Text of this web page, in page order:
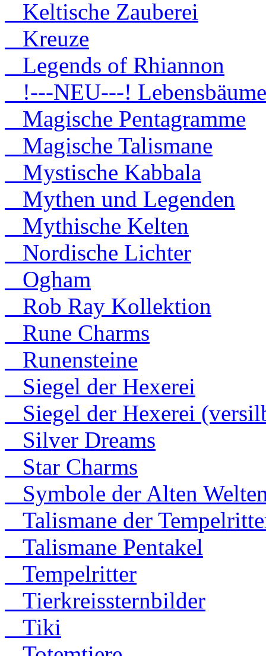
Keltische Zauberei
Kreuze
Legends of Rhiannon
!---NEU---! Lebensbäume
Magische Pentagramme
Magische Talismane
Mystische Kabbala
Mythen und Legenden
Mythische Kelten
Nordische Lichter
Ogham
Rob Ray Kollektion
Rune Charms
Runensteine
Siegel der Hexerei
Siegel der Hexerei
Silver Dreams
Star Charms
Symbole der Alten
Talismane der
Talismane Pentakel
Tempelritter
Tierkreissternbilder
Tiki